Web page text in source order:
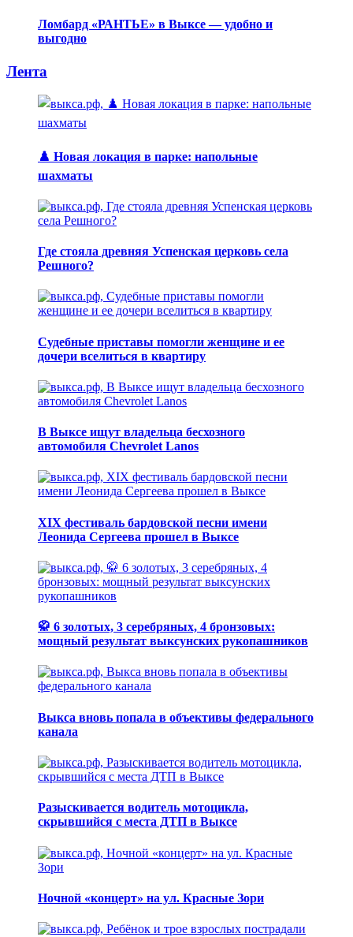
Ломбард «РАНТЬЕ» в Выксе — удобно и
выгодно
Лента
♟️ Новая локация в парке: напольные
шахматы
Где стояла древняя Успенская церковь села
Решного?
Судебные приставы помогли женщине и ее
дочери вселиться в квартиру
В Выксе ищут владельца бесхозного
автомобиля Chevrolet Lanos
XIX фестиваль бардовской песни имени
Леонида Сергеева прошел в Выксе
🥋 6 золотых, 3 серебряных, 4 бронзовых:
мощный результат выксунских рукопашников
Выкса вновь попала в объективы федерального
канала
Разыскивается водитель мотоцикла,
скрывшийся с места ДТП в Выксе
Ночной «концерт» на ул. Красные Зори